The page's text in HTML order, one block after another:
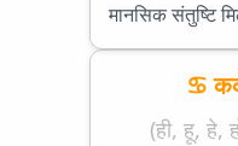
मानसिक संतुष्टि
♋
(ही, हू, हे,